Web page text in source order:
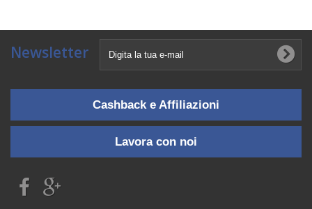
Newsletter
Cashback e Affiliazioni
Lavora con noi